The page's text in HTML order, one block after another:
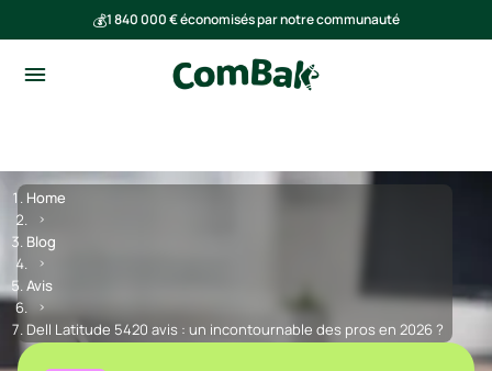
💰1 840 000 € économisés par notre communauté
Home
Blog
Avis
Dell Latitude 5420 avis : un incontournable des pros en 2026 ?